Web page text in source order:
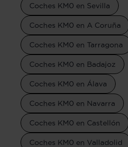
Coches KM0 en Sevilla
Coches KM0 en A Coruña
Coches KM0 en Tarragona
Coches KM0 en Badajoz
Coches KM0 en Álava
Coches KM0 en Navarra
Coches KM0 en Castellón
Coches KM0 en Valladolid